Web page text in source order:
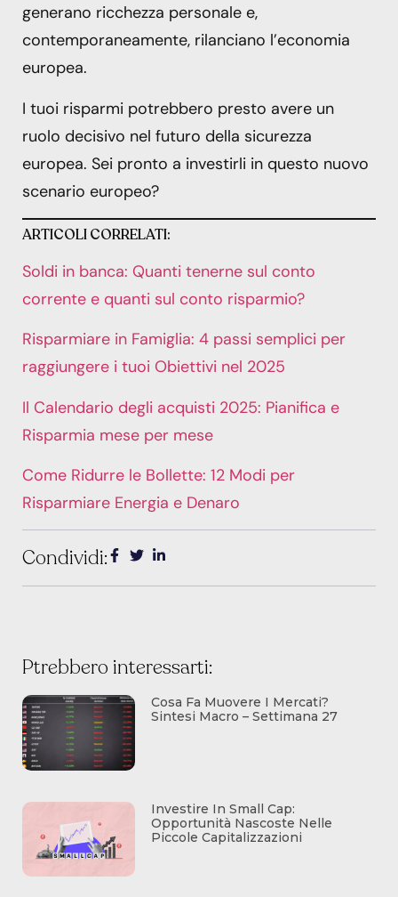
generano ricchezza personale e,
contemporaneamente, rilanciano l’economia
europea.
I tuoi risparmi potrebbero presto avere un
ruolo decisivo nel futuro della sicurezza
europea. Sei pronto a investirli in questo nuovo
scenario europeo?
ARTICOLI CORRELATI:
Soldi in banca: Quanti tenerne sul conto
corrente e quanti sul conto risparmio?
Risparmiare in Famiglia: 4 passi semplici per
raggiungere i tuoi Obiettivi nel 2025
Il Calendario degli acquisti 2025: Pianifica e
Risparmia mese per mese
Come Ridurre le Bollette: 12 Modi per
Risparmiare Energia e Denaro
Condividi:
Ptrebbero interessarti:
Cosa Fa Muovere I Mercati?
Sintesi Macro – Settimana 27
Investire In Small Cap:
Opportunità Nascoste Nelle
Piccole Capitalizzazioni